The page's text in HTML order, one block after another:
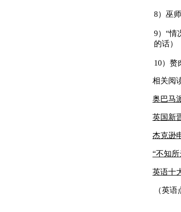
8）巫师
9）“情
的话）
10）赘
相关阅
奥巴马
英国新
杰克逊
“不知
英语十
（英